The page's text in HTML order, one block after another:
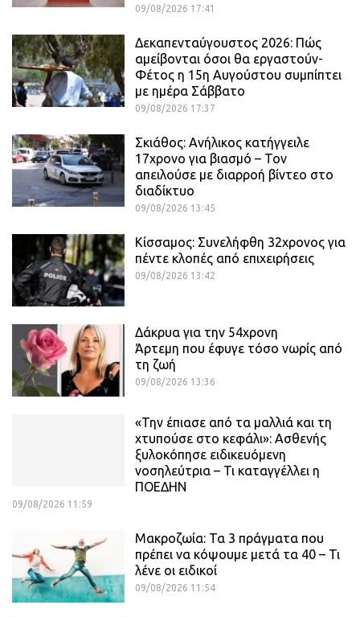
09/08/2026 17:41
Δεκαπενταύγουστος 2026: Πώς
αμείβονται όσοι θα εργαστούν-
Φέτος η 15η Αυγούστου συμπίπτει
με ημέρα Σάββατο
09/08/2026 17:37
Σκιάθος: Ανήλικος κατήγγειλε
17χρονο για βιασμό – Τον
απειλούσε με διαρροή βίντεο στο
διαδίκτυο
09/08/2026 13:45
Κίσσαμος: Συνελήφθη 32χρονος για
πέντε κλοπές από επιχειρήσεις
09/08/2026 13:42
Δάκρυα για την 54χρονη
Άρτεμη που έφυγε τόσο νωρίς από
τη ζωή
09/08/2026 13:36
«Την έπιασε από τα μαλλιά και τη
χτυπούσε στο κεφάλι»: Ασθενής
ξυλοκόπησε ειδικευόμενη
νοσηλεύτρια – Τι καταγγέλλει η
ΠΟΕΔΗΝ
09/08/2026 11:59
Μακροζωία: Τα 3 πράγματα που
πρέπει να κόψουμε μετά τα 40 – Τι
λένε οι ειδικοί
09/08/2026 11:54